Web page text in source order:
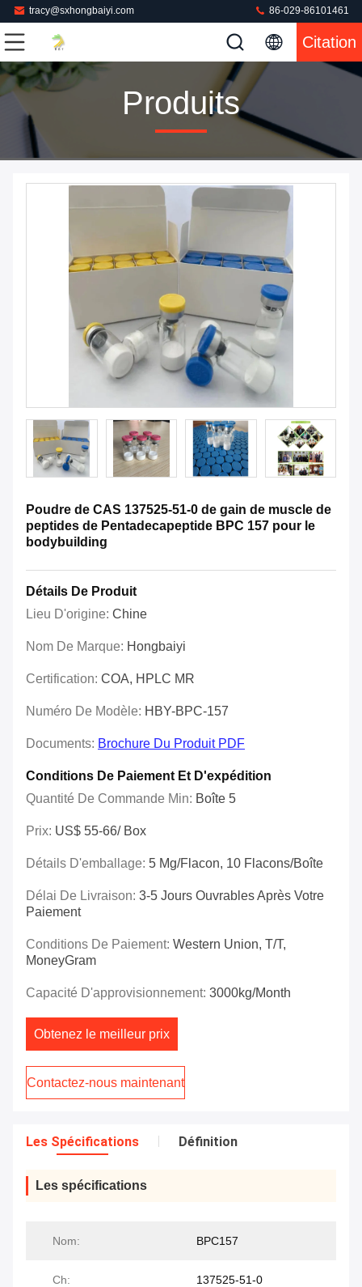
tracy@sxhongbaiyi.com 86-029-86101461
Citation
Produits
Poudre de CAS 137525-51-0 de gain de muscle de
peptides de Pentadecapeptide BPC 157 pour le
bodybuilding
Détails De Produit
Lieu D'origine: Chine
Nom De Marque: Hongbaiyi
Certification: COA, HPLC MR
Numéro De Modèle: HBY-BPC-157
Documents: Brochure Du Produit PDF
Conditions De Paiement Et D'expédition
Quantité De Commande Min: Boîte 5
Prix: US$ 55-66/ Box
Détails D'emballage: 5 Mg/flacon, 10 Flacons/boîte
Délai De Livraison: 3-5 Jours Ouvrables Après Votre
Paiement
Conditions De Paiement: Western Union, T/T,
MoneyGram
Capacité D'approvisionnement: 3000kg/Month
Obtenez le meilleur prix
Contactez-nous maintenant
Les Spécifications Définition
Les spécifications
Nom: BPC157
Ch: 137525-51-0